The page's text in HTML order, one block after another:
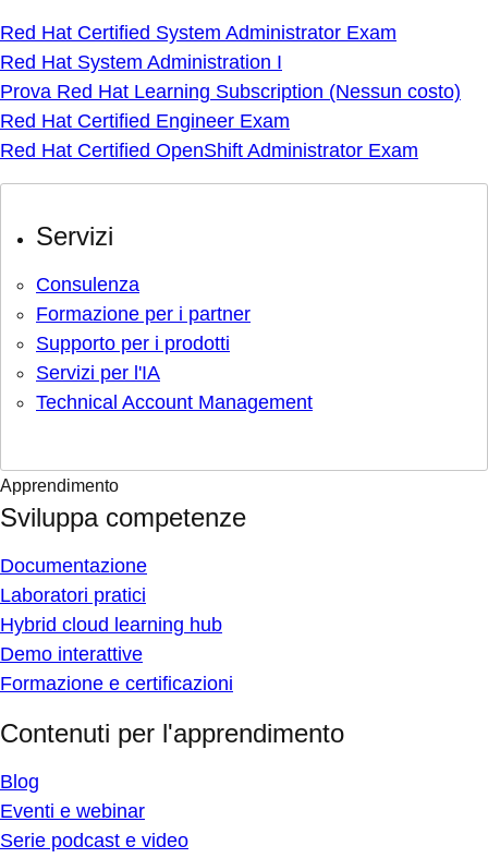
Red Hat Certified System Administrator Exam
Red Hat System Administration I
Prova Red Hat Learning Subscription (Nessun costo)
Red Hat Certified Engineer Exam
Red Hat Certified OpenShift Administrator Exam
Servizi
Consulenza
Formazione per i partner
Supporto per i prodotti
Servizi per l'IA
Technical Account Management
Apprendimento
Sviluppa competenze
Documentazione
Laboratori pratici
Hybrid cloud learning hub
Demo interattive
Formazione e certificazioni
Contenuti per l'apprendimento
Blog
Eventi e webinar
Serie podcast e video